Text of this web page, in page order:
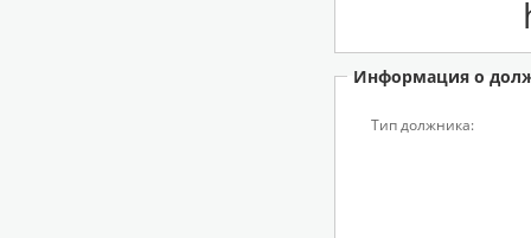
Информация о
Тип должника: